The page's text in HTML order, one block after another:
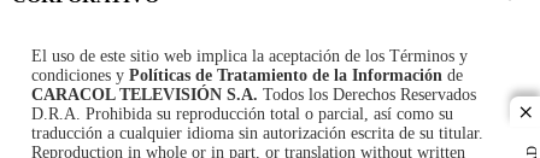
El uso de este sitio web implica la aceptación de los Términos y
condiciones y Políticas de Tratamiento de la Información de
CARACOL TELEVISIÓN S.A. Todos los Derechos Reservados
D.R.A. Prohibida su reproducción total o parcial, así como su
traducción a cualquier idioma sin autorización escrita de su titular.
Reproduction in whole or in part, or translation without written